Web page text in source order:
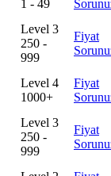
1 - 49
Level 3
250 -
999
Fiyat
Level 4
1000+
Fiyat
Level 3
250 -
999
Fiyat